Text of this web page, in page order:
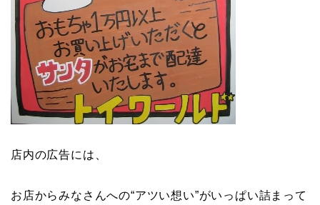
店内の広告には、
お店からみなさんへの“アツい想い”がいっぱい詰まって